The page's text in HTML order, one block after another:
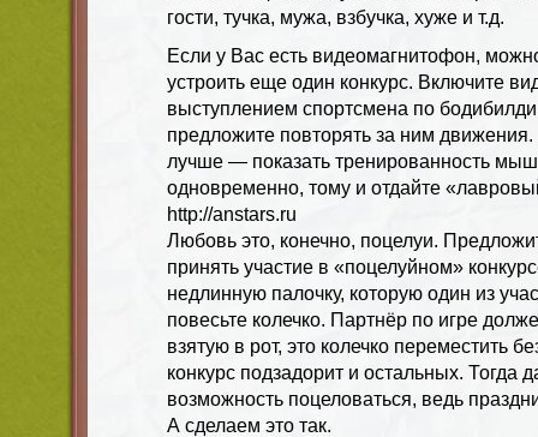
гости, тучка, мужа, взбучка, хуже и т.д.
Если у Вас есть видеомагнитофон,
устроить еще один конкурс. Включите
выступлением спортсмена по
предложите повторять за ним движения.
лучше — показать тренированность
одновременно, тому и отдайте
http://anstars.ru
Любовь это, конечно, поцелуи.
принять участие в «поцелуйном»
недлинную палочку, которую один из
повесьте колечко. Партнёр по игре
взятую в рот, это колечко переместить
конкурс подзадорит и остальных. Тогда
возможность поцеловаться, ведь
А сделаем это так.